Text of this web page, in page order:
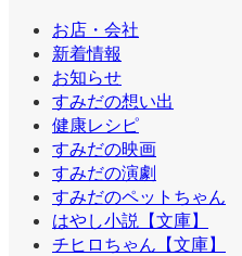
お店・会社
新着情報
お知らせ
すみだの想い出
健康レシピ
すみだの映画
すみだの演劇
すみだのペットちゃん
はやし小説【文庫】
チヒロちゃん【文庫】